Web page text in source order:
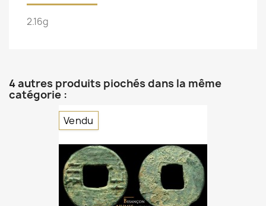
2.16g
4 autres produits piochés dans la même
catégorie :
Vendu